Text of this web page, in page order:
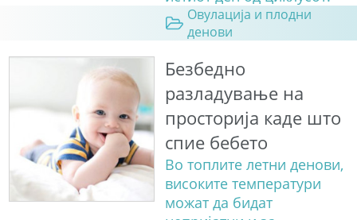
Овулација и плодни
денови
Безбедно
разладување на
просторија каде што
спие бебето
Во топлите летни денови,
високите температури
можат да бидат